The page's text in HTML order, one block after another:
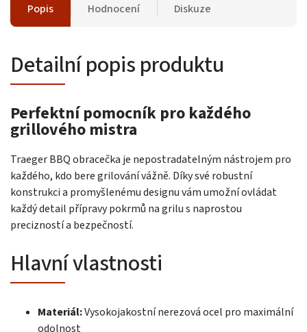
Popis Hodnocení Diskuze
Detailní popis produktu
Perfektní pomocník pro každého
grillového mistra
Traeger BBQ obracečka je nepostradatelným nástrojem pro
každého, kdo bere grilování vážně. Díky své robustní
konstrukci a promyšlenému designu vám umožní ovládat
každý detail přípravy pokrmů na grilu s naprostou
precizností a bezpečností.
Hlavní vlastnosti
Materiál:Vysokojakostní nerezová ocel pro maximální
odolnost